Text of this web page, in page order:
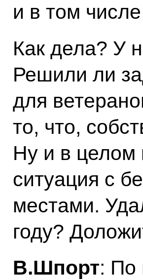
и в том
Как дела? У
Решили ли
для
то, что,
Ну и в целом
ситуация с
местами.
году?
В.Шпорт: По